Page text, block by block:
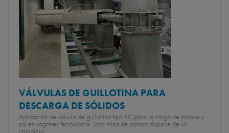
VÁLVULAS DE GUILLOTINA PARA
DESCARGA DE SÓLIDOS
Aplicación de válvula de guillotina tipo XC para la carga de potasa y
sal en vagones ferroviarios. Una mina de potasa dispone de un
complejo...